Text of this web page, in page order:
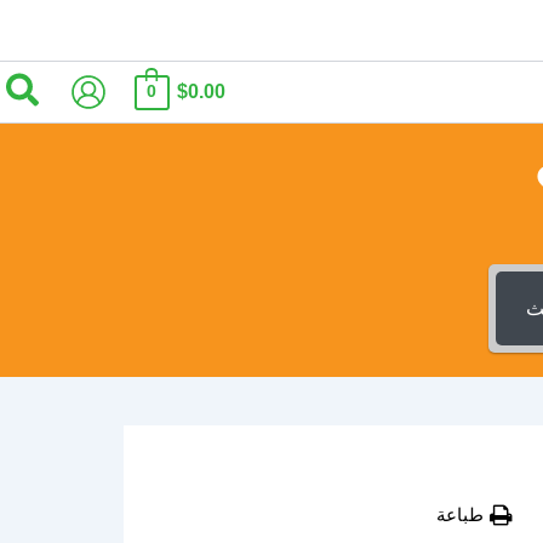
$0.00
0
طباعة